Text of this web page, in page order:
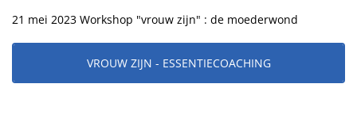
21 mei 2023 Workshop "vrouw zijn" : de moederwond
VROUW ZIJN - ESSENTIECOACHING